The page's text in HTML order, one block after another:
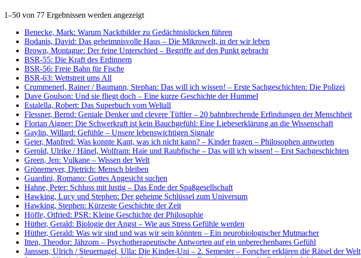
1–50 von 77 Ergebnissen werden angezeigt
Benecke, Mark: Warum Nacktbilder zu Gedächtnislücken führen
Bodanis, David: Das geheimnisvolle Haus – Die Mikrowelt, in der wir leben
Brown, Montague: Der feine Unterschied – Begriffe auf den Punkt gebracht
BSR-55: Die Kraft des Erdinnern
BSR-56: Freie Bahn für Fische
BSR-63: Wettstreit ums All
Crummenerl, Rainer / Baumann, Stephan: Das will ich wissen! – Erste Sachgeschichten: Die Polizei
Dave Goulson: Und sie fliegt doch – Eine kurze Geschichte der Hummel
Estalella, Robert: Das Superbuch vom Weltall
Flessner, Bernd: Geniale Denker und clevere Tüftler – 20 bahnbrechende Erfindungen der Menschheit
Florian Aigner: Die Schwerkraft ist kein Bauchgefühl: Eine Liebeserklärung an die Wissenschaft
Gaylin, Willard: Gefühle – Unsere lebenswichtigen Signale
Geier, Manfred: Was konnte Kant, was ich nicht kann? – Kinder fragen – Philosophen antworten
Gerold, Ulrike / Hänel, Wolfram: Haie und Raubfische – Das will ich wissen! – Erst Sachgeschichten
Green, Jen: Vulkane – Wissen der Welt
Grönemeyer, Dietrich: Mensch bleiben
Guardini, Romano: Gottes Angesicht suchen
Hahne, Peter: Schluss mit lustig – Das Ende der Spaßgesellschaft
Hawking, Lucy und Stephen: Der geheime Schlüssel zum Universum
Hawking, Stephen: Kürzeste Geschichte der Zeit
Höffe, Otfried: PSR: Kleine Geschichte der Philosophie
Hüther, Gerald: Biologie der Angst – Wie aus Stress Gefühle werden
Hüther, Gerald: Was wir sind und was wir sein könnten – Ein neurobiologischer Mutmacher
Itten, Theodor: Jähzorn – Psychotherapeutische Antworten auf ein unberechenbares Gefühl
Janssen, Ulrich / Steuernagel, Ulla: Die Kinder-Uni – 2. Semester – Forscher erklären die Rätsel der Welt